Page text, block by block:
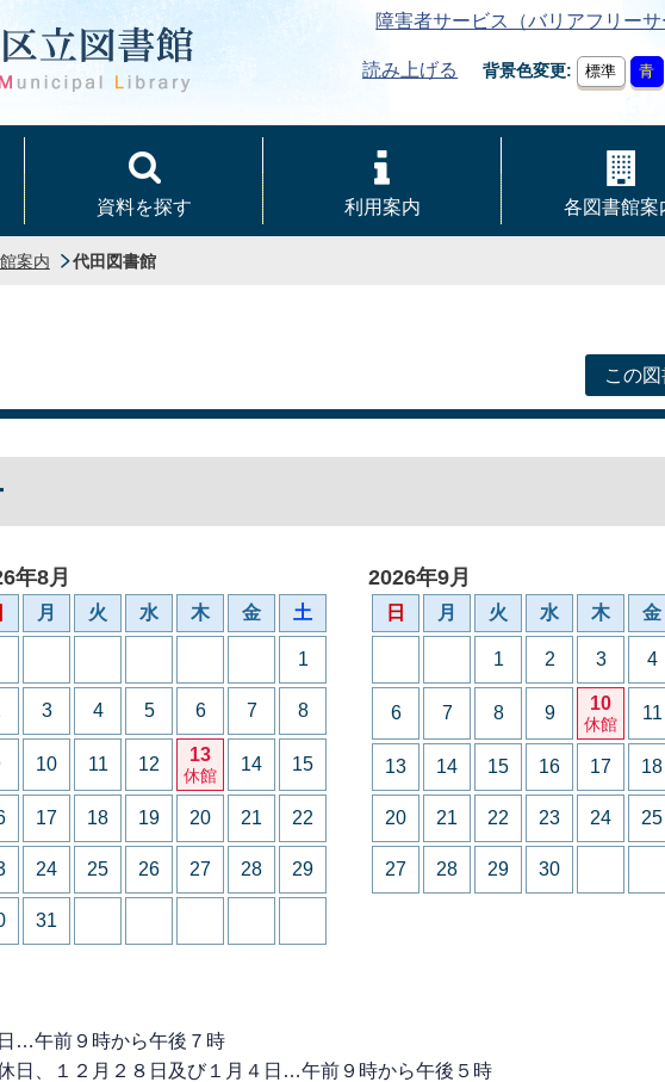
障害者サービス（バリアフリーサ
読み上げる 背景色変更 標準 青
資料を探す 利用案内 各図書館案
案内 代田図書館
この
年8月
月 火 水 木 金 土
1
3 4 5 6 7 8
10 11 12 13
休館
14 15
17 18 19 20 21 22
24 25 26 27 28 29
31
2026年9月
日 月 火 水 木 金
1 2 3 4
6 7 8 9 10
休館
11
13 14 15 16 17 18
20 21 22 23 24 25
27 28 29 30
…午前９時から午後７時
日、１２月２８日及び１月４日…午前９時から午後５時